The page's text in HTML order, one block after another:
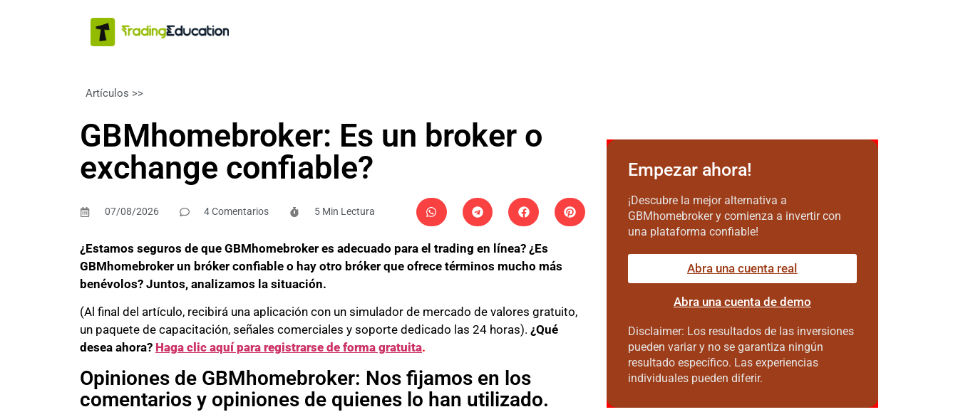
Artículos >>
GBMhomebroker: Es un broker o
exchange confiable?
07/08/2026 4 Comentarios 5 Min Lectura
¿Estamos seguros de que GBMhomebroker es adecuado para el trading en línea? ¿Es
GBMhomebroker un bróker confiable o hay otro bróker que ofrece términos mucho más
benévolos? Juntos, analizamos la situación.
(Al final del artículo, recibirá una aplicación con un simulador de mercado de valores gratuito,
un paquete de capacitación, señales comerciales y soporte dedicado las 24 horas). ¿Qué
desea ahora? Haga clic aquí para registrarse de forma gratuita.
Opiniones de GBMhomebroker: Nos fijamos en los
comentarios y opiniones de quienes lo han utilizado.
Empezar ahora!
¡Descubre la mejor alternativa a
GBMhomebroker y comienza a invertir con
una plataforma confiable!
Abra una cuenta real
Abra una cuenta de demo
Disclaimer: Los resultados de las inversiones
pueden variar y no se garantiza ningún
resultado específico. Las experiencias
individuales pueden diferir.